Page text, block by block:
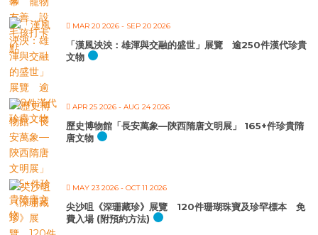
MAR 20 2026 - SEP 20 2026
「漢風泱泱：雄渾與交融的盛世」展覽 逾250件漢代珍貴
文物
APR 25 2026 - AUG 24 2026
歷史博物館「長安萬象—陝西隋唐文明展」 165+件珍貴隋
唐文物
MAY 23 2026 - OCT 11 2026
尖沙咀《深珊藏珍》展覽 120件珊瑚珠寶及珍罕標本 免
費入場 (附預約方法)